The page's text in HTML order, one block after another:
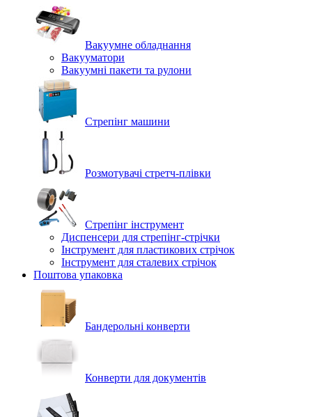
Вакуумне обладнання
Вакууматори
Вакуумні пакети та рулони
Стрепінг машини
Розмотувачі стретч-плівки
Стрепінг інструмент
Диспенсери для стрепінг-стрічки
Інструмент для пластикових стрічок
Інструмент для сталевих стрічок
Поштова упаковка
Бандерольні конверти
Конверти для документів